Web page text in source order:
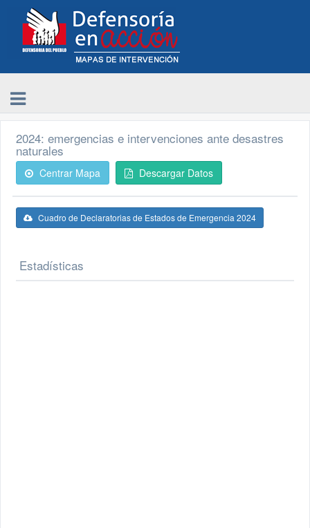
2024: emergencias e intervenciones ante desastres
naturales
Centrar Mapa Descargar Datos
Cuadro de Declaratorias de Estados de Emergencia 2024
Estadísticas